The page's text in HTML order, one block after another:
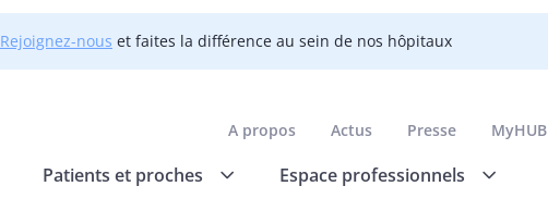
Rejoignez-nous et faites la différence au sein de nos hôpitaux
A propos Actus Presse MyHUB
Patients et proches Espace professionnels